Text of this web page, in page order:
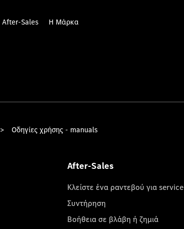
After-Sales Η Μάρκα
> Οδηγίες χρήσης - manuals
After-Sales
Κλείστε ένα ραντεβού για service
Συντήρηση
Βοήθεια σε βλάβη ή ζημιά